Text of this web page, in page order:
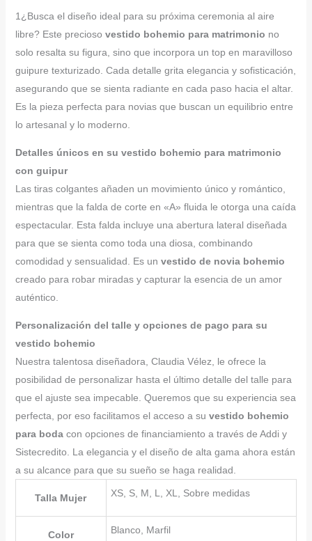
1¿Busca el diseño ideal para su próxima ceremonia al aire
libre? Este precioso vestido bohemio para matrimonio no
solo resalta su figura, sino que incorpora un top en maravilloso
guipure texturizado. Cada detalle grita elegancia y sofisticación,
asegurando que se sienta radiante en cada paso hacia el altar.
Es la pieza perfecta para novias que buscan un equilibrio entre
lo artesanal y lo moderno.
Detalles únicos en su vestido bohemio para matrimonio
con guipur
Las tiras colgantes añaden un movimiento único y romántico,
mientras que la falda de corte en «A» fluida le otorga una caída
espectacular. Esta falda incluye una abertura lateral diseñada
para que se sienta como toda una diosa, combinando
comodidad y sensualidad. Es un vestido de novia bohemio
creado para robar miradas y capturar la esencia de un amor
auténtico.
Personalización del talle y opciones de pago para su
vestido bohemio
Nuestra talentosa diseñadora, Claudia Vélez, le ofrece la
posibilidad de personalizar hasta el último detalle del talle para
que el ajuste sea impecable. Queremos que su experiencia sea
perfecta, por eso facilitamos el acceso a su vestido bohemio
para bodacon opciones de financiamiento a través de Addi y
Sistecredito. La elegancia y el diseño de alta gama ahora están
a su alcance para que su sueño se haga realidad.
Talla Mujer XS, S, M, L, XL, Sobre medidas
Color Blanco, Marfil